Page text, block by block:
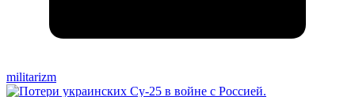
militarizm